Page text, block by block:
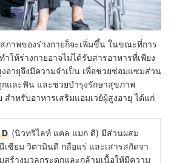
ภาพของร่างกายก็จะเพิ่มขึ้น ในขณะที่การ
ให้ร่างกายอาจไม่ได้รับสารอาหารที่เพียง
อายุจึงมีความจำเป็น เพื่อช่วยซ่อมแซมส่วน
กและฟัน และช่วยบำรุงรักษาสุขภาพ
สำหรับอาหารเสริมแอมเวย์ผู้สูงอายุ ได้แก่
(นิวทริไลท์ แคล แมก ดี) มีส่วนผสม
ซียม วิตามินดี กลือแร่ และเสารสกัดจา
สร้างมวลกระดูกและกล้ามเนื้อให้มีความ